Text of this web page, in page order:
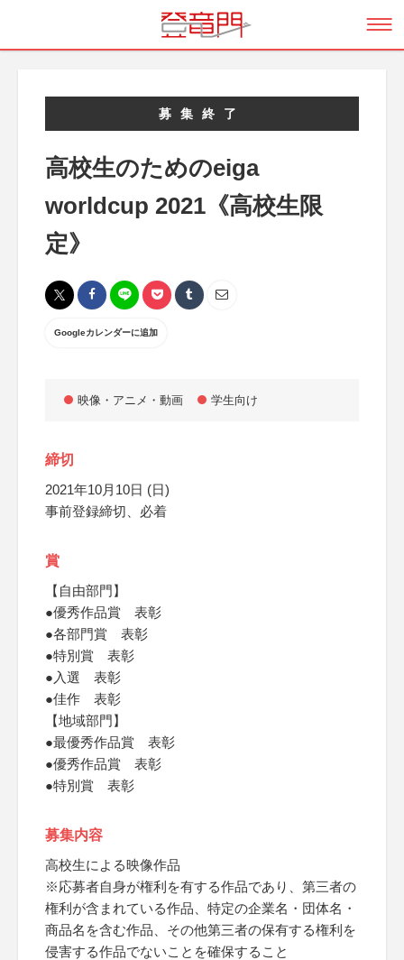
募集終了
高校生のためのeiga
worldcup 2021《高校生限
定》
Googleカレンダーに追加
映像・アニメ・動画 学生向け
締切
2021年10月10日 (日)
事前登録締切、必着
賞
【自由部門】
●優秀作品賞 表彰
●各部門賞 表彰
●特別賞 表彰
●入選 表彰
●佳作 表彰
【地域部門】
●最優秀作品賞 表彰
●優秀作品賞 表彰
●特別賞 表彰
募集内容
高校生による映像作品
※応募者自身が権利を有する作品であり、第三者の
権利が含まれている作品、特定の企業名・団体名・
商品名を含む作品、その他第三者の保有する権利を
侵害する作品でないことを確保すること